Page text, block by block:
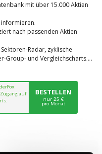
mit über 15.000 Aktien
nach passenden Aktien
Radar, zyklische
Group- und Vergleichscharts....
auf
BESTELLEN
nur 25 €
pro Monat